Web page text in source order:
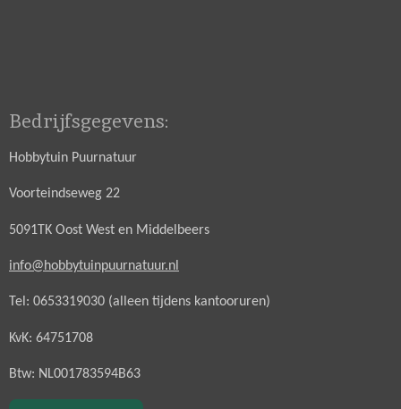
Bedrijfsgegevens:
Hobbytuin Puurnatuur
Voorteindseweg 22
5091TK Oost West en Middelbeers
info@hobbytuinpuurnatuur.nl
Tel: 0653319030 (alleen tijdens kantooruren)
KvK: 64751708
Btw: NL001783594B63